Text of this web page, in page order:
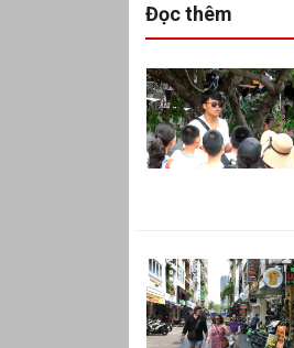
Đọc thêm